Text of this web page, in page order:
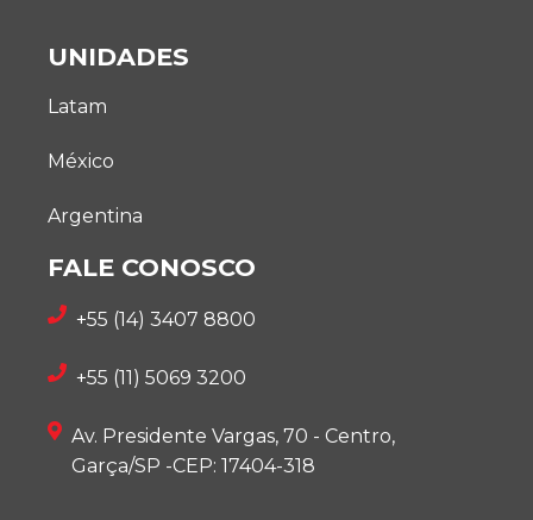
UNIDADES
Latam
México
Argentina
FALE CONOSCO
+55 (14) 3407 8800
+55 (11) 5069 3200
Av. Presidente Vargas, 70 - Centro,
Garça/SP -CEP: 17404-318